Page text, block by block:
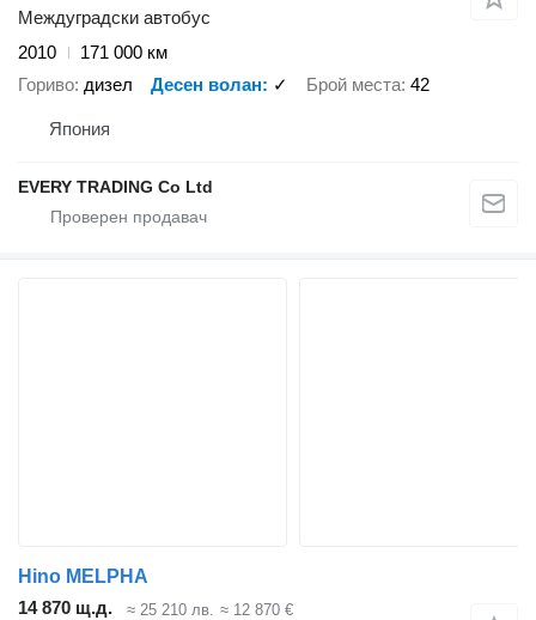
Междуградски автобус
2010
171 000 км
Гориво дизел Десен волан ✓ Брой места 42
Япония
EVERY TRADING Co Ltd
Hino MELPHA
14 870 щ.д.
≈ 25 210 лв. ≈ 12 870 €